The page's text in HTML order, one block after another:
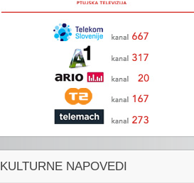
KULTURNE NAPOVEDI